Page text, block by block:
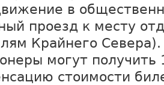
в
проезд к месту
Крайнего
могут получить
стоимости